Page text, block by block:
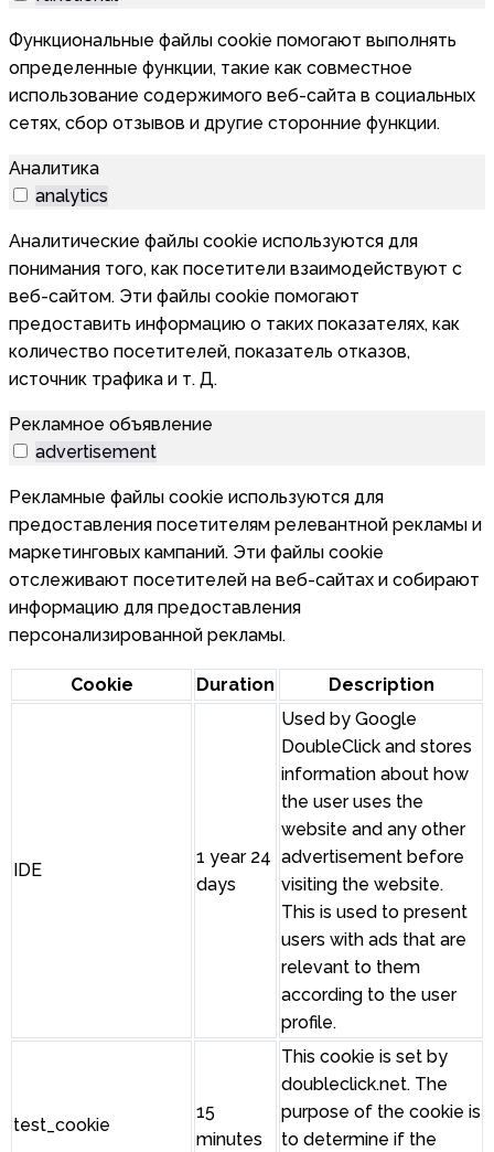
Функциональные файлы cookie помогают выполнять
определенные функции, такие как совместное
использование содержимого веб-сайта в социальных
сетях, сбор отзывов и другие сторонние функции.
Аналитика
analytics
Аналитические файлы cookie используются для
понимания того, как посетители взаимодействуют с
веб-сайтом. Эти файлы cookie помогают
предоставить информацию о таких показателях, как
количество посетителей, показатель отказов,
источник трафика и т. Д.
Рекламное объявление
advertisement
Рекламные файлы cookie используются для
предоставления посетителям релевантной рекламы и
маркетинговых кампаний. Эти файлы cookie
отслеживают посетителей на веб-сайтах и собирают
информацию для предоставления
персонализированной рекламы.
Cookie Duration Description
IDE
1 year 24
days
Used by Google
DoubleClick and stores
information about how
the user uses the
website and any other
advertisement before
visiting the website.
This is used to present
users with ads that are
relevant to them
according to the user
profile.
test_cookie
15
minutes
This cookie is set by
doubleclick.net. The
purpose of the cookie is
to determine if the